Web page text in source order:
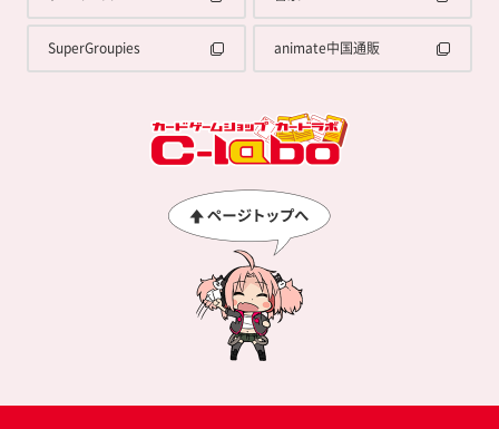
SuperGroupies animate中国通販